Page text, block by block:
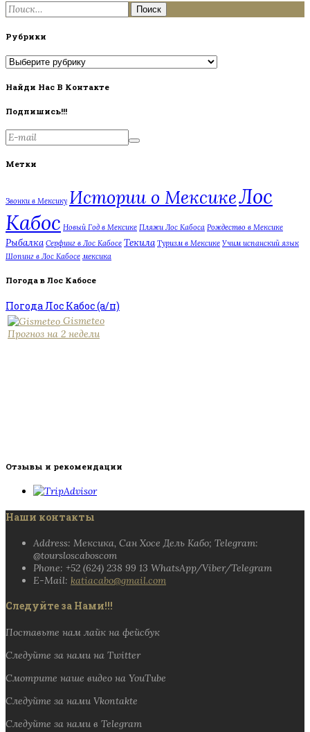
Найти:
Рубрики
Рубрики
Найди Нас В Контакте
Подпишись!!!
Метки
Звонки в Мексику Истории о МексикеЛос
Кабос Новый Год в Мексике Пляжи Лос Кабоса Рождество в Мексике
Рыбалка Серфинг в Лос Кабосе Текила Туризм в Мексике Учим испанский язык
Шопинг в Лос Кабосе мексика
Погода в Лос Кабосе
Погода Лос Кабос (а/п)
Gismeteo
Прогноз на 2 недели
Отзывы и рекомендации
Наши контакты
Address: Мексика, Сан Хосе Дель Кабо; Telegram:
@toursloscaboscom
Phone: +52 (624) 238 99 13 WhatsApp/Viber/Telegram
E-Mail: katiacabo@gmail.com
Следуйте за Нами!!!
Поставьте нам лайк на фейсбук
Следуйте за нами на Twitter
Смотрите наше видео на YouTube
Следуйте за нами Vkontakte
Следуйте за нами в Telegram